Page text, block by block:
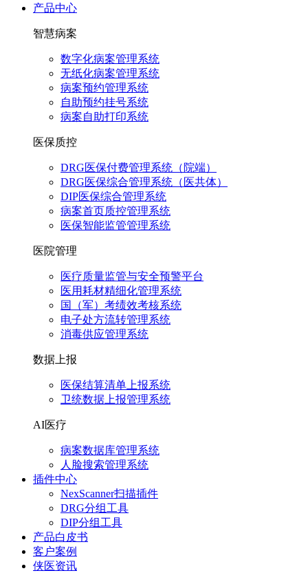
产品中心
智慧病案
数字化病案管理系统
无纸化病案管理系统
病案预约管理系统
自助预约挂号系统
病案自助打印系统
医保质控
DRG医保付费管理系统（院端）
DRG医保综合管理系统（医共体）
DIP医保综合管理系统
病案首页质控管理系统
医保智能监管管理系统
医院管理
医疗质量监管与安全预警平台
医用耗材精细化管理系统
国（军）考绩效考核系统
电子处方流转管理系统
消毒供应管理系统
数据上报
医保结算清单上报系统
卫统数据上报管理系统
AI医疗
病案数据库管理系统
人脸搜索管理系统
插件中心
NexScanner扫描插件
DRG分组工具
DIP分组工具
产品白皮书
客户案例
侠医资讯